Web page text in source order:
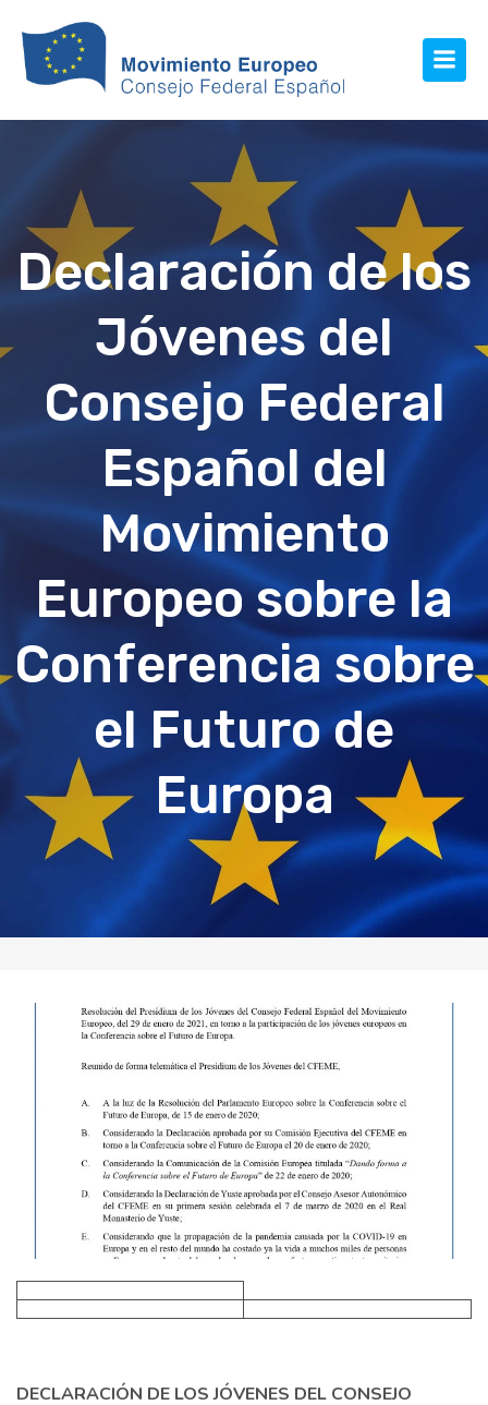
Declaración de los
Jóvenes del
Consejo Federal
Español del
Movimiento
Europeo sobre la
Conferencia sobre
el Futuro de
Europa
DECLARACIÓN DE LOS JÓVENES DEL CONSEJO